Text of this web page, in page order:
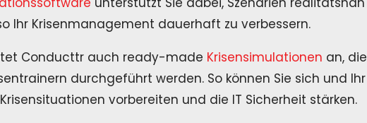
Ihr Krisenmanagement dauerhaft zu verbessern.
Conducttr auch ready-made Krisensimulationen an, die
durchgeführt werden. So können Sie sich und Ihr
vorbereiten und die IT Sicherheit stärken.